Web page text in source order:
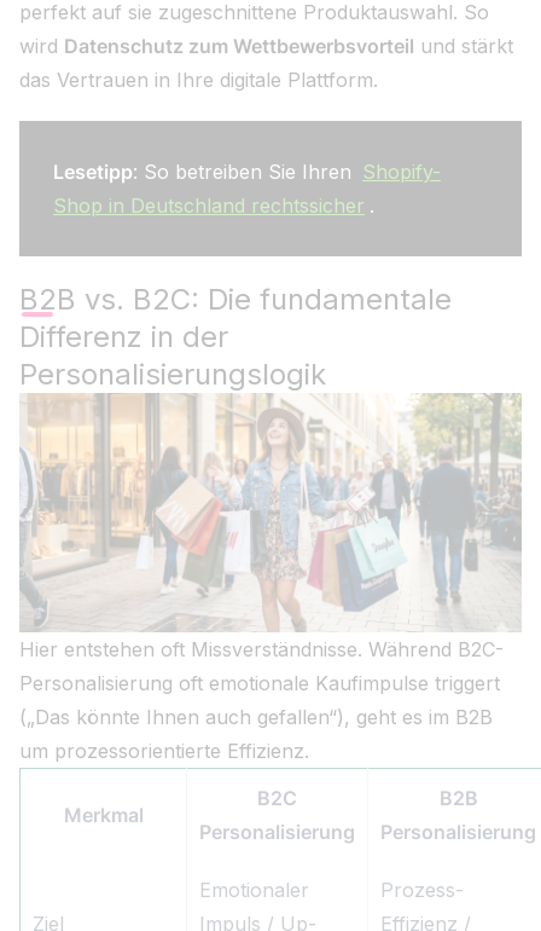
perfekt auf sie zugeschnittene Produktauswahl. So
wird Datenschutz zum Wettbewerbsvorteil und stärkt
das Vertrauen in Ihre digitale Plattform.
Lesetipp: So betreiben Sie Ihren Shopify-
Shop in Deutschland rechtssicher .
B2B vs. B2C: Die fundamentale
Differenz in der
Personalisierungslogik
Hier entstehen oft Missverständnisse. Während B2C-
Personalisierung oft emotionale Kaufimpulse triggert
(„Das könnte Ihnen auch gefallen“), geht es im B2B
um prozessorientierte Effizienz.
Merkmal
B2C
Personalisierung
B2B
Personalisierung
Ziel
Emotionaler
Impuls / Up-
Prozess-
Effizienz /